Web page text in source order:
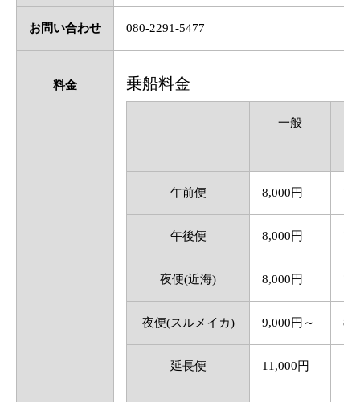
お問い合わせ 080-2291-5477
料金 乗船料金
一般
午前便 8,000円
午後便 8,000円
夜便(近海) 8,000円
夜便(スルメイカ) 9,000円～
延長便 11,000円